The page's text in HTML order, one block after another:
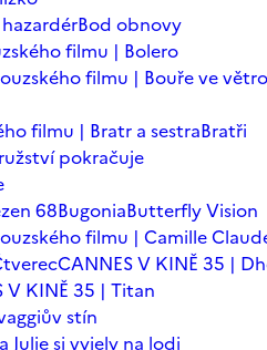
Bod obnovy
filmu | Bolero
filmu | Bouře ve
filmu | Bratr a sestraBratři
pokračuje
68BugoniaButterfly Vision
filmu | Camille
CANNES V KINĚ 35 |
V KINĚ 35 | Titan
stín
Julie si vyjely na lodi